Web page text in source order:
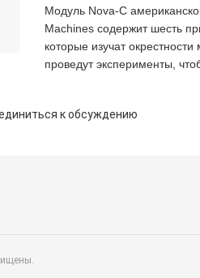
Модуль Nova-C
Machines содержит шесть
которые изучат окрестности
проведут эксперименты,
к обсуждению